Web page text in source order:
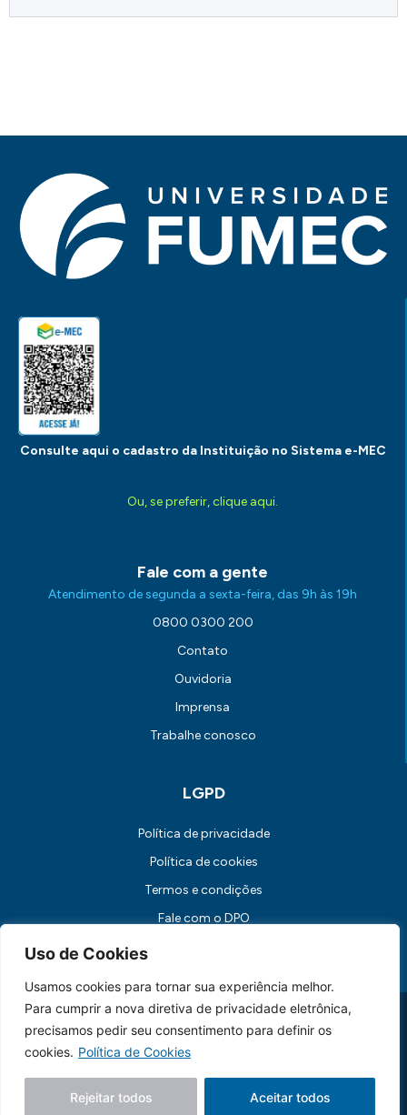
Uso de Cookies
Usamos cookies para tornar sua experiência melhor.
Para cumprir a nova diretiva de privacidade eletrônica,
precisamos pedir seu consentimento para definir os
cookies. Política de Cookies
Rejeitar todos Aceitar todos
Consulte aqui o cadastro da Instituição no Sistema e-MEC
Ou, se preferir, clique aqui.
Fale com a gente
Atendimento de segunda a sexta-feira, das 9h às 19h
0800 0300 200
Contato
Ouvidoria
Imprensa
Trabalhe conosco
LGPD
Política de privacidade
Política de cookies
Termos e condições
Fale com o DPO
Canal de Comunicação com os Titulares dos Dados
Universidade FUMEC: Rua Cobre, 200 Bairro Cruzeiro CEP: 30.310-
190 Belo Horizonte / MG
CNPJ: 17.253.253/0001-70
Feito essencialmente porLebbe.